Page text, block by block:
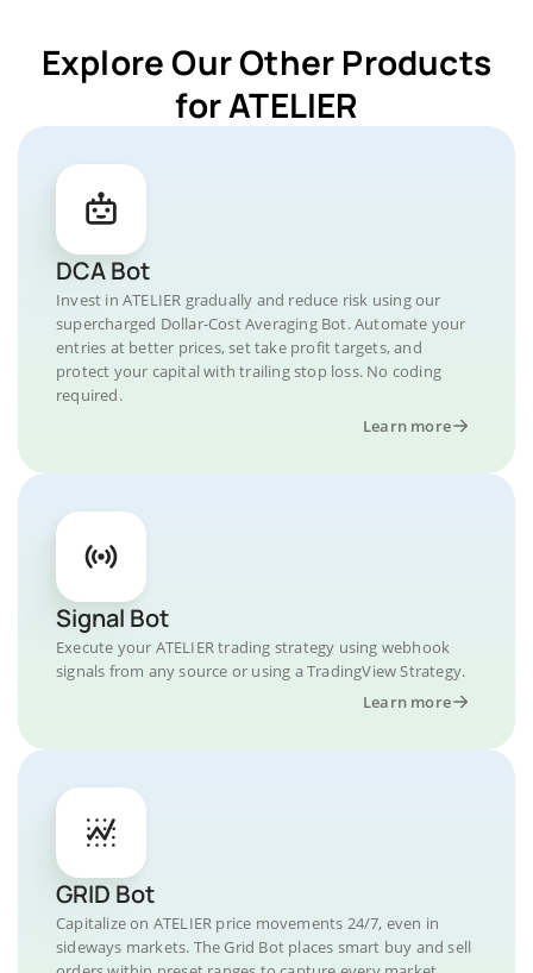
Explore Our Other Products
for ATELIER
DCA Bot
Invest in ATELIER gradually and reduce risk using our
supercharged Dollar-Cost Averaging Bot. Automate your
entries at better prices, set take profit targets, and
protect your capital with trailing stop loss. No coding
required.
Learn more
Signal Bot
Execute your ATELIER trading strategy using webhook
signals from any source or using a TradingView Strategy.
Learn more
GRID Bot
Capitalize on ATELIER price movements 24/7, even in
sideways markets. The Grid Bot places smart buy and sell